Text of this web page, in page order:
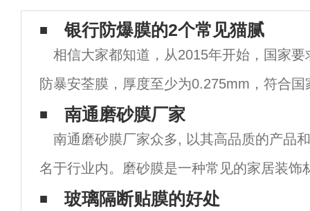
银行防爆膜的2个常见猫腻
相信大家都知道，从2015年开始，国家
防暴安荃膜，厚度至少为0.275mm，符合国
GA38-2015标准中的要求。所以这里有两个
是膜的厚度要求，另一个是须有正
南通磨砂膜厂家
南通磨砂膜厂家众多, 以其高品质的产品
名于行业内。磨砂膜是一种常见的家居装饰
于美化和保护不同类型的表面，如玻璃、金
玻璃隔断贴膜的好处